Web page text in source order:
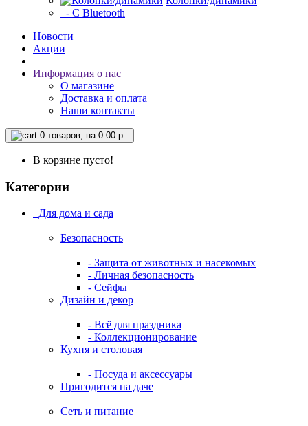
- С Bluetooth
Новости
Акции
Информация о нас
О магазине
Доставка и оплата
Наши контакты
0 товаров, на 0.00 р.
В корзине пусто!
Категории
Для дома и сада
Безопасность
- Защита от животных и насекомых
- Личная безопасность
- Сейфы
Дизайн и декор
- Всё для праздника
- Коллекционирование
Кухня и столовая
- Посуда и аксессуары
Пригодится на даче
Сеть и питание